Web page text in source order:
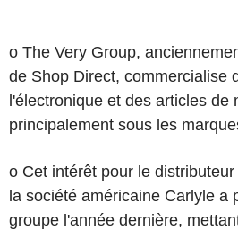
o The Very Group,
de Shop Direct, commercialise
l'électronique et des articles de
principalement sous les
o Cet intérêt pour le
la société américaine Carlyle a
groupe l'année dernière,